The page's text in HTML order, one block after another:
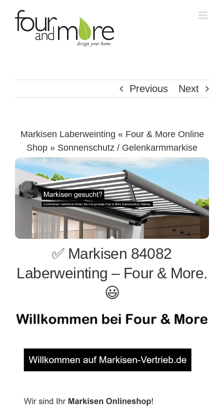
Previous Next
Markisen Laberweinting « Four & More Online
Shop » Sonnenschutz / Gelenkarmmarkise
✅ Markisen 84082
Laberweinting – Four & More.
😃